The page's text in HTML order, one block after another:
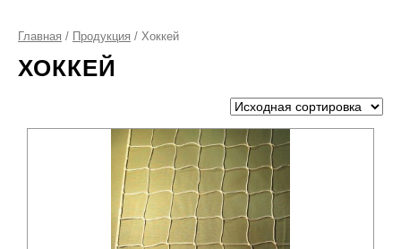
Главная / Продукция / Хоккей
ХОККЕЙ